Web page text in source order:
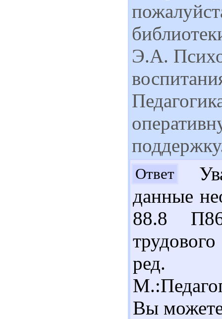
Э.А.
Ответ
данные
88.8
ред.
Вы можете